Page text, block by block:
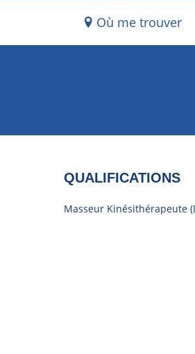
Où me trouver
QUALIFICATIONS
Masseur Kinésithérapeute